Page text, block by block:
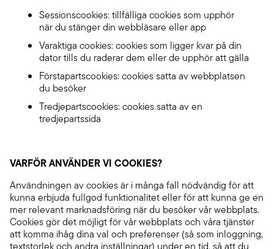
Sessionscookies: tillfälliga cookies som upphör
när du stänger din webbläsare eller app
Varaktiga cookies: cookies som ligger kvar på din
dator tills du raderar dem eller de upphör att gälla
Förstapartscookies: cookies satta av webbplatsen
du besöker
Tredjepartscookies: cookies satta av en
tredjepartssida
VARFÖR ANVÄNDER VI COOKIES?
Användningen av cookies är i många fall nödvändig för att
kunna erbjuda fullgod funktionalitet eller för att kunna ge en
mer relevant marknadsföring när du besöker vår webbplats.
Cookies gör det möjligt för vår webbplats och våra tjänster
att komma ihåg dina val och preferenser (så som inloggning,